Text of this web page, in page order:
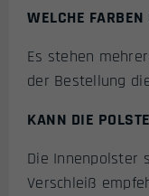
WELCHE
Es stehen
der Bestellung
KANN DIE
Die Innenpolster
Verschleiß